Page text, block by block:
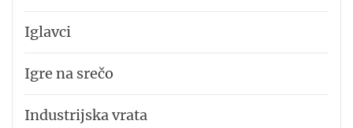
Iglavci
Igre na srečo
Industrijska vrata